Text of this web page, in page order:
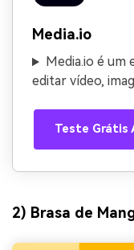
Media.io
Media.io é um
editar vídeo,
Teste Grátis
2) Brasa de